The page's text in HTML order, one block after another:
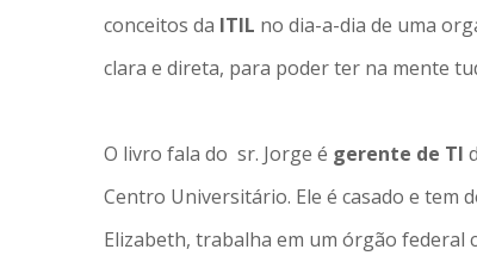
conceitos da ITIL no dia-a-dia de uma
clara e direta, para poder ter na mente
O livro fala do sr. Jorge é gerente de TI
Centro Universitário. Ele é casado e tem
Elizabeth, trabalha em um órgão federal